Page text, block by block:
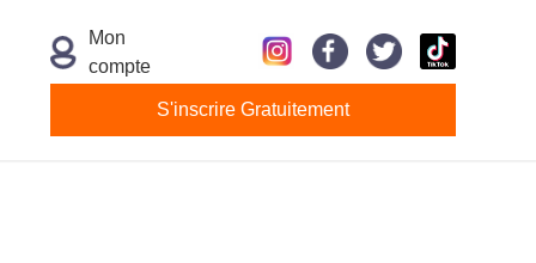
Mon
compte
S'inscrire Gratuitement